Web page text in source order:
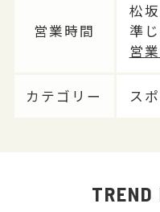
営業時間
松
準
営
カテゴリー ス
TREND